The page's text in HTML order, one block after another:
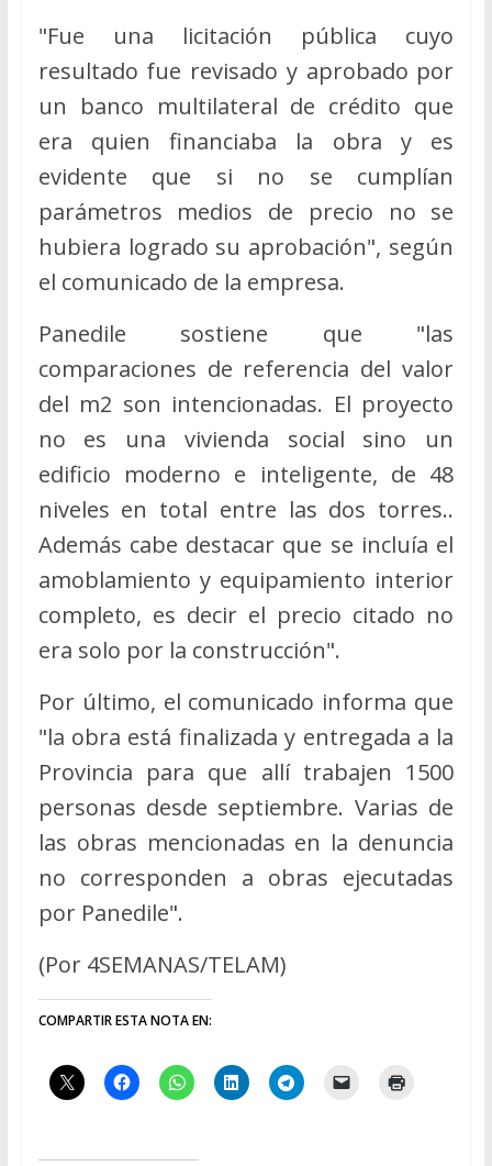
"Fue una licitación pública cuyo
resultado fue revisado y aprobado por
un banco multilateral de crédito que
era quien financiaba la obra y es
evidente que si no se cumplían
parámetros medios de precio no se
hubiera logrado su aprobación", según
el comunicado de la empresa.
Panedile sostiene que "las
comparaciones de referencia del valor
del m2 son intencionadas. El proyecto
no es una vivienda social sino un
edificio moderno e inteligente, de 48
niveles en total entre las dos torres..
Además cabe destacar que se incluía el
amoblamiento y equipamiento interior
completo, es decir el precio citado no
era solo por la construcción".
Por último, el comunicado informa que
"la obra está finalizada y entregada a la
Provincia para que allí trabajen 1500
personas desde septiembre. Varias de
las obras mencionadas en la denuncia
no corresponden a obras ejecutadas
por Panedile".
(Por 4SEMANAS/TELAM)
COMPARTIR ESTA NOTA EN: